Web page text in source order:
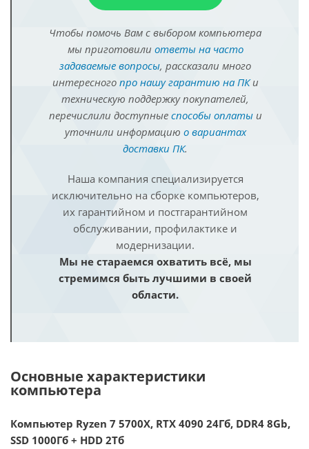
Чтобы помочь Вам с выбором компьютера
мы приготовили ответы на часто
задаваемые вопросы, рассказали много
интересного про нашу гарантию на ПКи
техническую поддержку покупателей,
перечислили доступные способы оплатыи
уточнили информацию о вариантах
доставки ПК.
Наша компания специализируется
исключительно на сборке компьютеров,
их гарантийном и постгарантийном
обслуживании, профилактике и
модернизации.
Мы не стараемся охватить всё, мы
стремимся быть лучшими в своей
области.
Основные характеристики
компьютера
Компьютер Ryzen 7 5700X, RTX 4090 24Гб, DDR4 8Gb,
SSD 1000Гб + HDD 2Тб